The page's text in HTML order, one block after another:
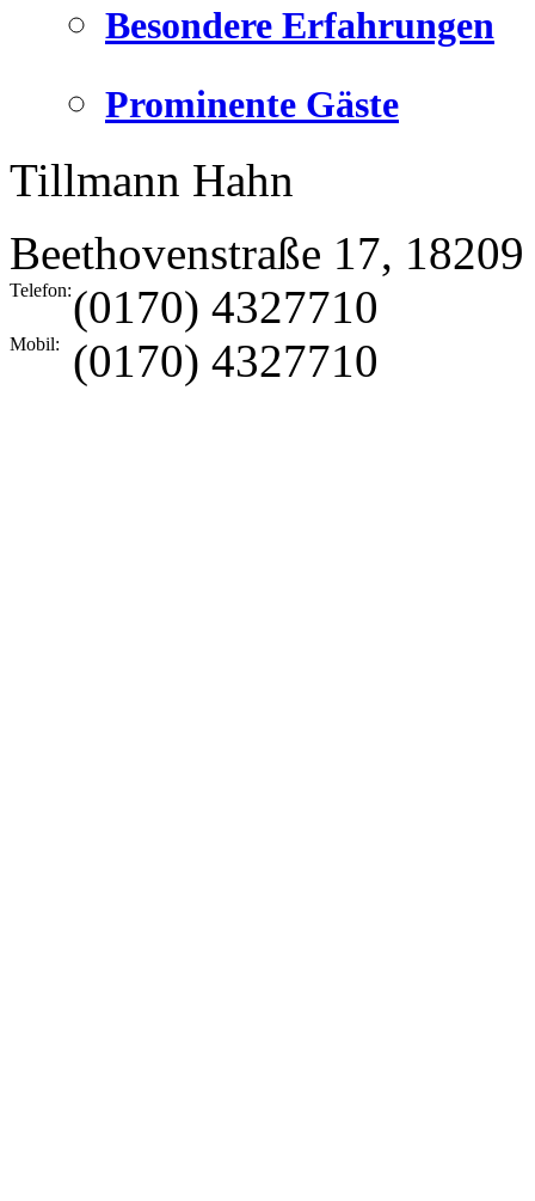
Besondere Erfahrungen
Prominente Gäste
Tillmann Hahn
Beethovenstraße 17, 18209
Telefon:(0170) 4327710
Mobil: (0170) 4327710